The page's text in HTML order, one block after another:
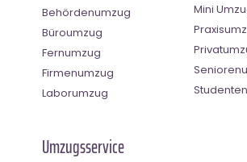
Behördenumzug
Büroumzug
Fernumzug
Firmenumzug
Laborumzug
Mini
Umzugsservice